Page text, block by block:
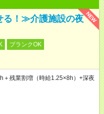
NEW
る！≫介護施設の夜
ブランクOK
＋残業割増（時給1.25×8h）+深夜